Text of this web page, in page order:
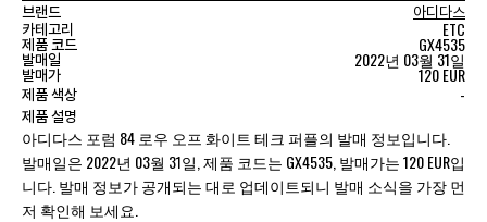
브랜드
아디다스
카테고리
ETC
제품 코드 GX4535
발매일 2022년 03월 31일
발매가 120 EUR
제품 색상 -
제품 설명
아디다스 포럼 84 로우 오프 화이트 테크 퍼플의 발매 정보입니다.
발매일은 2022년 03월 31일, 제품 코드는 GX4535, 발매가는 120 EUR입
니다. 발매 정보가 공개되는 대로 업데이트되니 발매 소식을 가장 먼
저 확인해 보세요.